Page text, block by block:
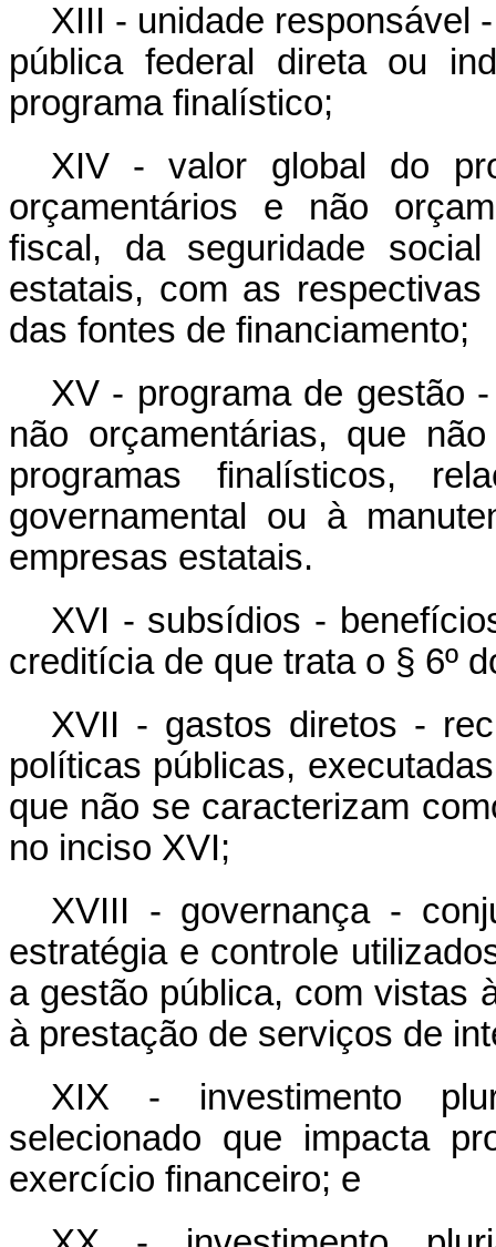
XIII - unidade responsável
pública federal direta ou
programa finalístico;
XIV - valor global do
orçamentários e não
fiscal, da seguridade
estatais, com as
das fontes de financiamento;
XV - programa de gestão
não orçamentárias, que
programas finalísticos,
governamental ou à
empresas estatais.
XVI - subsídios -
creditícia de que trata o § 6º
XVII - gastos diretos -
políticas públicas,
que não se caracterizam
no inciso XVI;
XVIII - governança -
estratégia e controle
a gestão pública, com vistas
à prestação de serviços de
XIX - investimento
selecionado que impacta
exercício financeiro; e